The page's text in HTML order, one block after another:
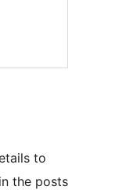
to
the posts